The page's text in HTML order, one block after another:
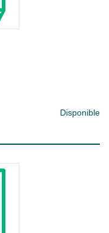
Disponible